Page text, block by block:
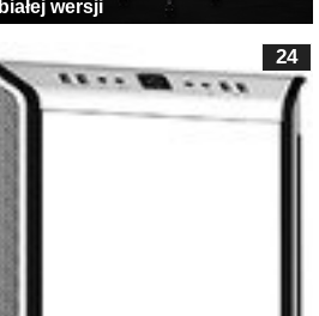
białej wersji
24